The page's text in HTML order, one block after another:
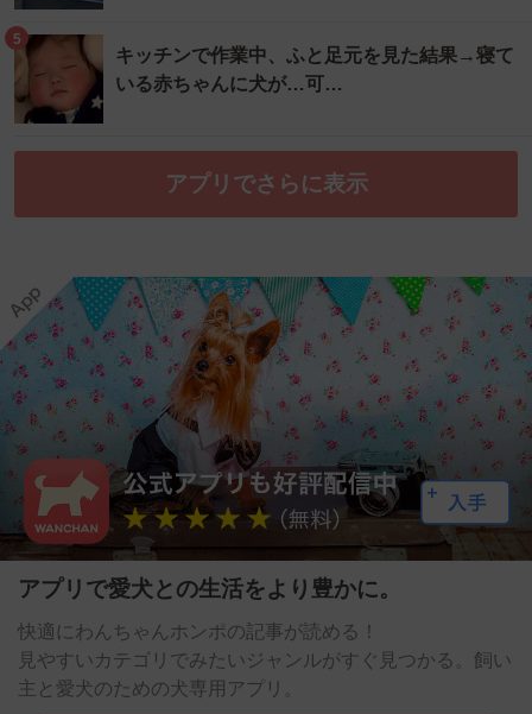
5
キッチンで作業中、ふと足元を見た結果→寝て
いる赤ちゃんに犬が…可…
アプリでさらに表示
アプリで愛犬との生活をより豊かに。
快適にわんちゃんホンポの記事が読める！
見やすいカテゴリでみたいジャンルがすぐ見つかる。飼い
主と愛犬のための犬専用アプリ。